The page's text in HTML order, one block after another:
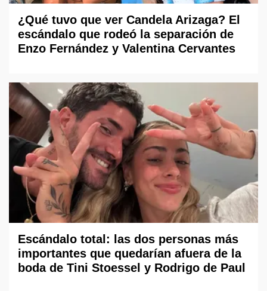
¿Qué tuvo que ver Candela Arizaga? El
escándalo que rodeó la separación de
Enzo Fernández y Valentina Cervantes
Escándalo total: las dos personas más
importantes que quedarían afuera de la
boda de Tini Stoessel y Rodrigo de Paul